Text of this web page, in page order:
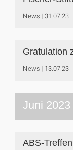
News 31.07.23
Gratulation
News 13.07.23
Juni 2023
ABS-